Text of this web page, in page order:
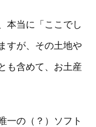
本当に「ここでし
すが、その土地や
も含めて、お土産
一の（？）ソフト